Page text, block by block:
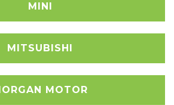
MINI
MITSUBISHI
MOTOR